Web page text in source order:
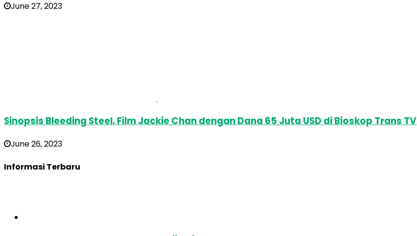
June 27, 2023
Sinopsis Bleeding Steel, Film Jackie Chan dengan Dana 65 Juta USD di Bioskop Trans TV
June 26, 2023
Informasi Terbaru